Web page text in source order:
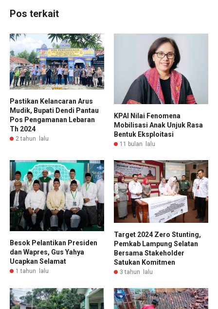
Pos terkait
Pastikan Kelancaran Arus
Mudik, Bupati Dendi Pantau
Pos Pengamanan Lebaran
Th 2024
2 tahun lalu
KPAI Nilai Fenomena
Mobilisasi Anak Unjuk Rasa
Bentuk Eksploitasi
11 bulan lalu
Besok Pelantikan Presiden
dan Wapres, Gus Yahya
Ucapkan Selamat
1 tahun lalu
Target 2024 Zero Stunting,
Pemkab Lampung Selatan
Bersama Stakeholder
Satukan Komitmen
3 tahun lalu